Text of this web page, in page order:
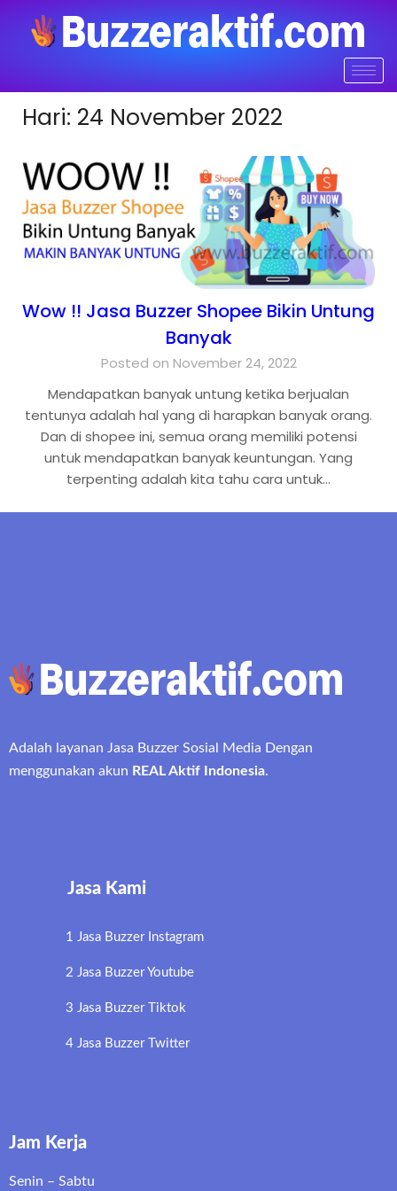
Hari: 24 November 2022
Wow !! Jasa Buzzer Shopee Bikin Untung
Banyak
Posted on November 24, 2022
Mendapatkan banyak untung ketika berjualan
tentunya adalah hal yang di harapkan banyak orang.
Dan di shopee ini, semua orang memiliki potensi
untuk mendapatkan banyak keuntungan. Yang
terpenting adalah kita tahu cara untuk…
Adalah layanan Jasa Buzzer Sosial Media Dengan
menggunakan akun REAL Aktif Indonesia.
Jasa Kami
1 Jasa Buzzer Instagram
2 Jasa Buzzer Youtube
3 Jasa Buzzer Tiktok
4 Jasa Buzzer Twitter
Jam Kerja
Senin – Sabtu